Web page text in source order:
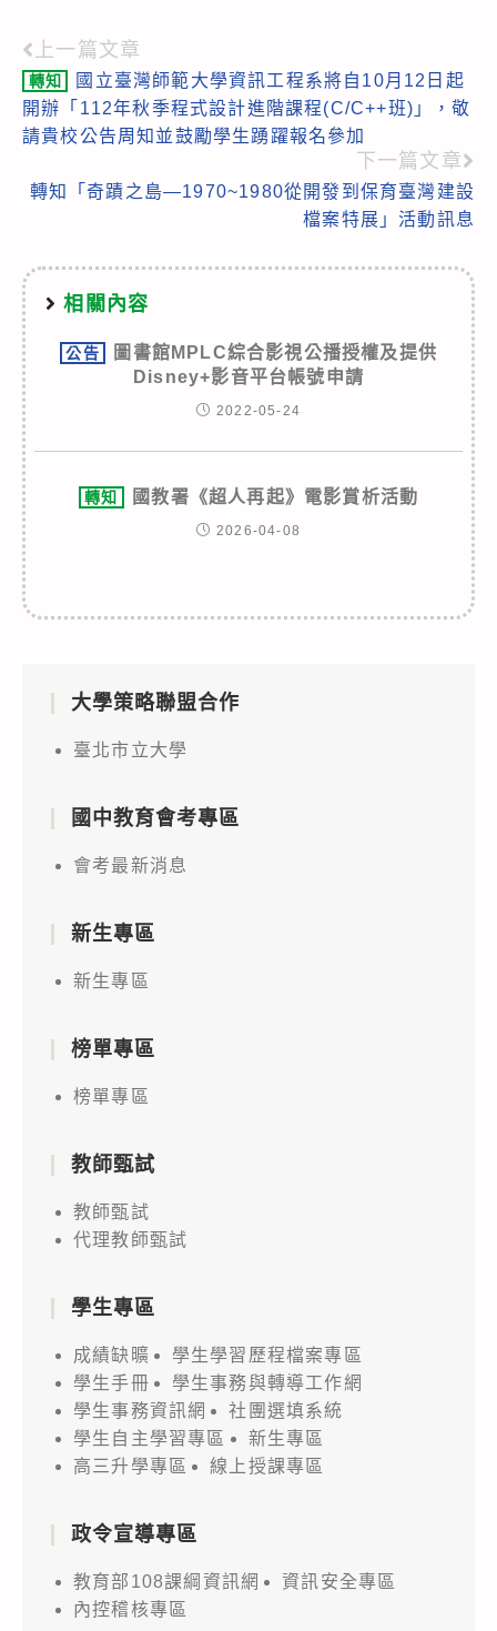
Read
more
articles
上一篇文章
轉知
國立臺灣師範大學資訊工程系將自10月12日起
開辦「112年秋季程式設計進階課程(C/C++班)」，敬
請貴校公告周知並鼓勵學生踴躍報名參加
下一篇文章
轉知「奇蹟之島—1970~1980從開發到保育臺灣建設
檔案特展」活動訊息
相關內容
公告
圖書館MPLC綜合影視公播授權及提供
Disney+影音平台帳號申請
2022-05-24
轉知 國教署《超人再起》電影賞析活動
2026-04-08
大學策略聯盟合作
臺北市立大學
國中教育會考專區
會考最新消息
新生專區
新生專區
榜單專區
榜單專區
教師甄試
教師甄試
代理教師甄試
學生專區
成績缺曠
學生學習歷程檔案專區
學生手冊
學生事務與轉導工作網
學生事務資訊網
社團選填系統
學生自主學習專區
新生專區
高三升學專區
線上授課專區
政令宣導專區
教育部108課綱資訊網
資訊安全專區
內控稽核專區